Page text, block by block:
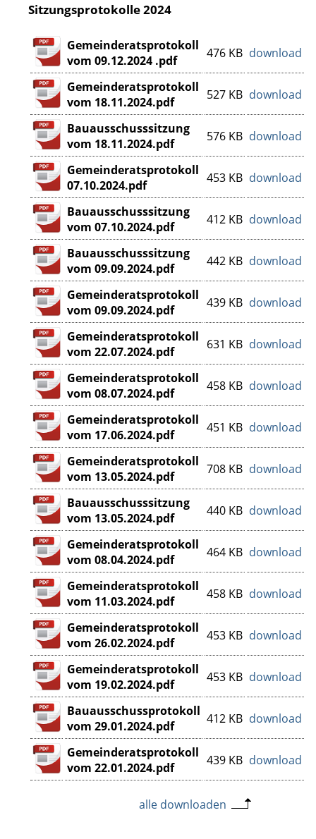
Sitzungsprotokolle 2024
Gemeinderatsprotokoll
vom 09.12.2024 .pdf
476 KB download
Gemeinderatsprotokoll
vom 18.11.2024.pdf
527 KB download
Bauausschusssitzung
vom 18.11.2024.pdf
576 KB download
Gemeinderatsprotokoll
07.10.2024.pdf
453 KB download
Bauausschusssitzung
vom 07.10.2024.pdf
412 KB download
Bauausschusssitzung
vom 09.09.2024.pdf
442 KB download
Gemeinderatsprotokoll
vom 09.09.2024.pdf
439 KB download
Gemeinderatsprotokoll
vom 22.07.2024.pdf
631 KB download
Gemeinderatsprotokoll
vom 08.07.2024.pdf
458 KB download
Gemeinderatsprotokoll
vom 17.06.2024.pdf
451 KB download
Gemeinderatsprotokoll
vom 13.05.2024.pdf
708 KB download
Bauausschusssitzung
vom 13.05.2024.pdf
440 KB download
Gemeinderatsprotokoll
vom 08.04.2024.pdf
464 KB download
Gemeinderatsprotokoll
vom 11.03.2024.pdf
458 KB download
Gemeinderatsprotokoll
vom 26.02.2024.pdf
453 KB download
Gemeinderatsprotokoll
vom 19.02.2024.pdf
453 KB download
Bauausschussprotokoll
vom 29.01.2024.pdf
412 KB download
Gemeinderatsprotokoll
vom 22.01.2024.pdf
439 KB download
alle downloaden